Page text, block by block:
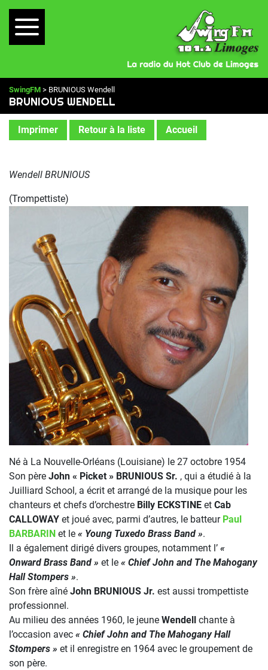
SwingFM > BRUNIOUS Wendell
BRUNIOUS WENDELL
Imprimer Retour à la liste Accueil
Wendell BRUNIOUS
(Trompettiste)
Né à La Nouvelle-Orléans (Louisiane) le 27 octobre 1954
Son père John « Picket » BRUNIOUS Sr. , qui a étudié à la
Juilliard School, a écrit et arrangé de la musique pour les
chanteurs et chefs d’orchestre Billy ECKSTINE et Cab
CALLOWAY et joué avec, parmi d’autres, le batteur Paul
BARBARIN et le « Young Tuxedo Brass Band ».
Il a également dirigé divers groupes, notamment l’ «
Onward Brass Band » et le « Chief John and The Mahogany
Hall Stompers ».
Son frère aîné John BRUNIOUS Jr. est aussi trompettiste
professionnel.
Au milieu des années 1960, le jeune Wendell chante à
l’occasion avec « Chief John and The Mahogany Hall
Stompers » et il enregistre en 1964 avec le groupement de
son père.